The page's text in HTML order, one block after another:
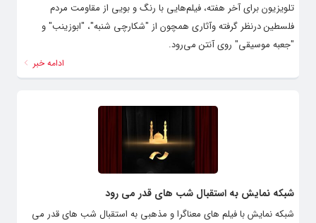
تلویزیون برای آخر هفته، فیلم‌هایی با رنگ و بویی از مقاومت مردم
فلسطین درنظر گرفته وآثاری همچون از "شکارچی شنبه"، "ابوزینب" و
"جعبه موسیقی" روی آنتن می‌رود.
ادامه خبر
شبکه نمایش به استقبال شب های قدر می رود
شبکه نمایش با فیلم های معناگرا و مذهبی به استقبال شب های قدر می